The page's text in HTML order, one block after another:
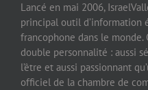
Lancé en mai 2006,
principal outil d’information
francophone dans le monde.
double personnalité : aussi
l’être et aussi passionnant
officiel de la chambre de